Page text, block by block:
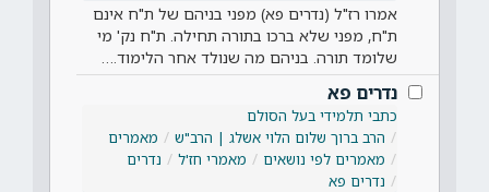
אמרו רז"ל (נדרים פא) מפני בניהם של ת"ח אינם
ת"ח, מפני שלא ברכו בתורה תחילה. ת"ח נק' מי
שלומד תורה. בניהם מה שנולד אחר הלימוד.…
נדרים פא
כתבי תלמידי בעל הסולם
הרב ברוך שלום הלוי אשלג | הרב"ש
מאמרים
מאמרים לפי נושאים
מאמרי חז'ל
נדרים
נדרים פא